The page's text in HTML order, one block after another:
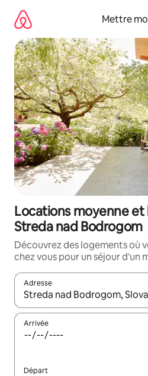
directement
contenu
Mettre
Locations moyenne
Streda nad Bodrogom
Découvrez des logements où
chez vous pour un séjour d'un
Adresse
Lorsque les résultats
Arrivée
Départ